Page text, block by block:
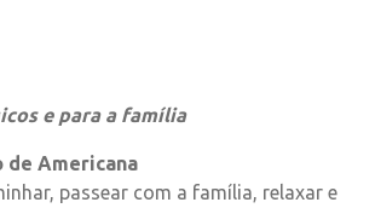
e para a família
de Americana
passear com a família, relaxar e